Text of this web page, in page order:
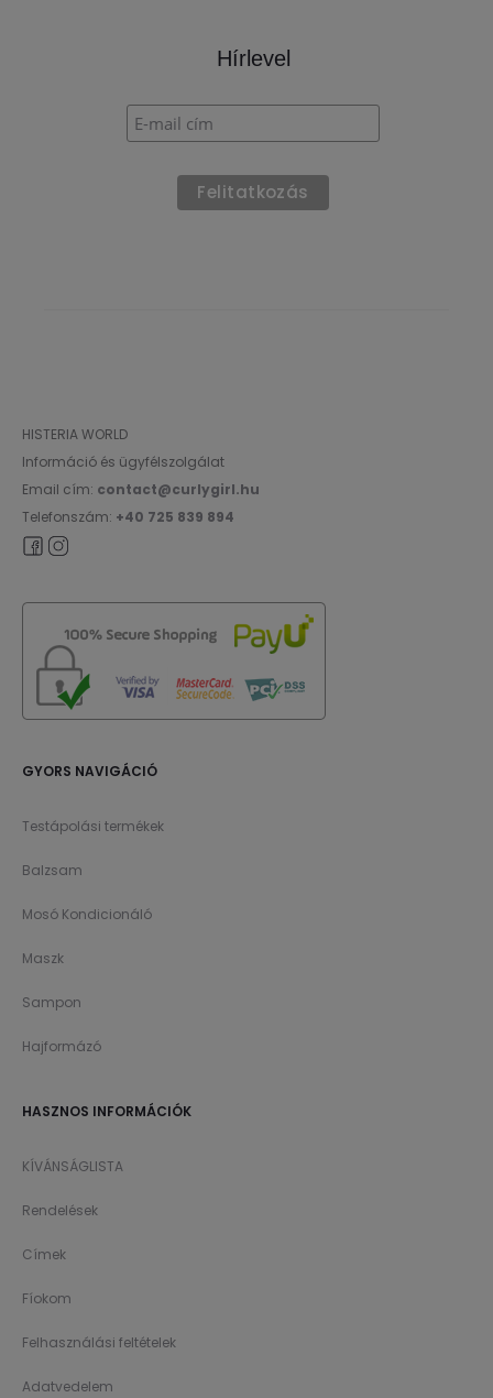
Hírlevel
HISTERIA WORLD
Információ és ügyfélszolgálat
Email cím: contact@curlygirl.hu
Telefonszám: +40 725 839 894
GYORS NAVIGÁCIÓ
Testápolási termékek
Balzsam
Mosó Kondicionáló
Maszk
Sampon
Hajformázó
HASZNOS INFORMÁCIÓK
KÍVÁNSÁGLISTA
Rendelések
Címek
Fíokom
Felhasználási feltételek
Adatvedelem